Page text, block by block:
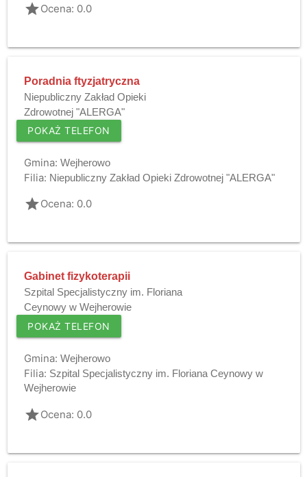
gradeOcena: 0.0
Poradnia ftyzjatryczna
Niepubliczny Zakład Opieki
Zdrowotnej "ALERGA"
POKAŻ TELEFON
Gmina: Wejherowo
Filia: Niepubliczny Zakład Opieki Zdrowotnej "ALERGA"
gradeOcena: 0.0
Gabinet fizykoterapii
Szpital Specjalistyczny im. Floriana
Ceynowy w Wejherowie
POKAŻ TELEFON
Gmina: Wejherowo
Filia: Szpital Specjalistyczny im. Floriana Ceynowy w
Wejherowie
gradeOcena: 0.0